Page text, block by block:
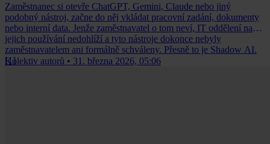
Zaměstnanec si otevře ChatGPT, Gemini, Claude nebo jiný
podobný nástroj, začne do něj vkládat pracovní zadání, dokumenty
nebo interní data. Jenže zaměstnavatel o tom neví, IT oddělení na
jejich používání nedohlíží a tyto nástroje dokonce nebyly
zaměstnavatelem ani formálně schváleny. Přesně to je Shadow AI.
[1]
Kolektiv autorů • 31. března 2026, 05:06